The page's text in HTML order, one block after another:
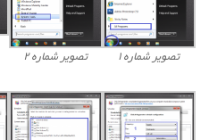
تصویر شماره ۱ تصویر شماره ۲